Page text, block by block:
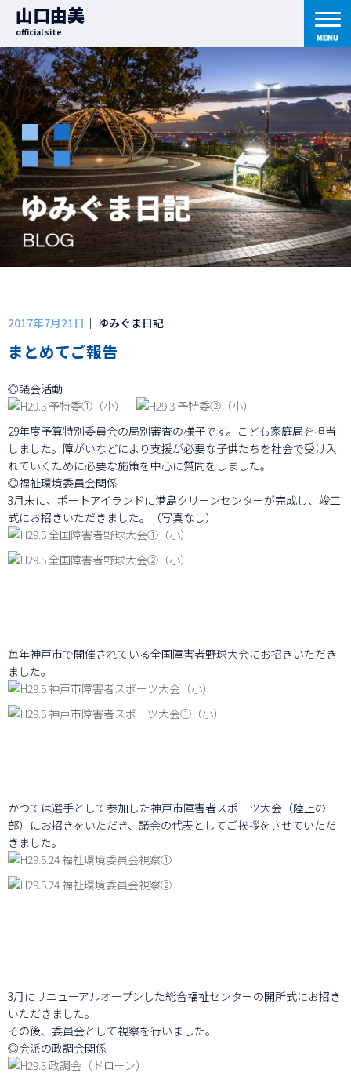
山口由美
official site
2017年7月21日 ｜ ゆみぐま日記
まとめてご報告
◎議会活動
29年度予算特別委員会の局別審査の様子です。こども家庭局を担当
しました。障がいなどにより支援が必要な子供たちを社会で受け入
れていくために必要な施策を中心に質問をしました。
◎福祉環境委員会関係
3月末に、ポートアイランドに港島クリーンセンターが完成し、竣工
式にお招きいただきました。（写真なし）
毎年神戸市で開催されている全国障害者野球大会にお招きいただき
ました。
かつては選手として参加した神戸市障害者スポーツ大会（陸上の
部）にお招きをいただき、議会の代表としてご挨拶をさせていただ
きました。
3月にリニューアルオープンした総合福祉センターの開所式にお招き
いただきました。
その後、委員会として視察を行いました。
◎会派の政調会関係